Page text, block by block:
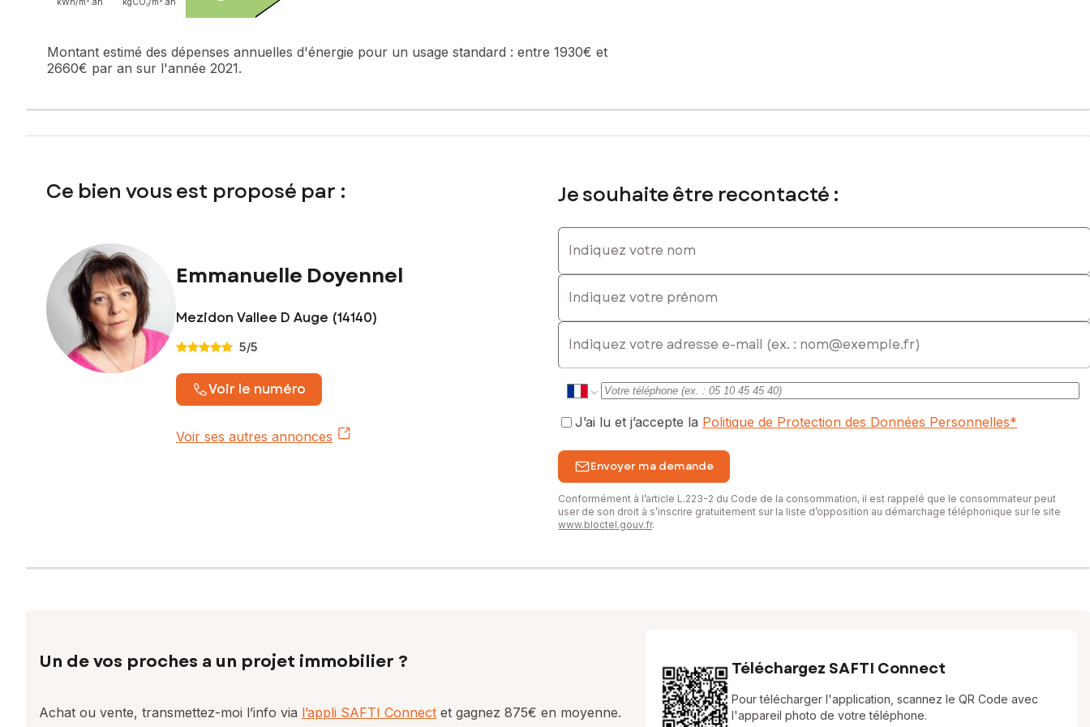
Montant estimé des dépenses annuelles d'énergie pour un usage standard : entre 1930€ et
2660€ par an sur l'année 2021.
Ce bien vous est proposé par :
Emmanuelle Doyennel
Mezidon Vallee D Auge (14140)
5/5
Voir le numéro
Voir ses autres annonces
Je souhaite être recontacté :
Indiquez votre nom
Indiquez votre prénom
E-mail
J’ai lu et j’accepte la Politique de Protection des Données Personnelles*
Envoyer ma demande
Conformément à l’article L.223-2 du Code de la consommation, il est rappelé que le consommateur peut
user de son droit à s’inscrire gratuitement sur la liste d’opposition au démarchage téléphonique sur le site
www.bloctel.gouv.fr.
Un de vos proches a un projet immobilier ?
Achat ou vente, transmettez-moi l’info via l’appli SAFTI Connect et gagnez 875€ en moyenne.
Téléchargez SAFTI Connect
Pour télécharger l'application, scannez le QR Code avec
l'appareil photo de votre téléphone.